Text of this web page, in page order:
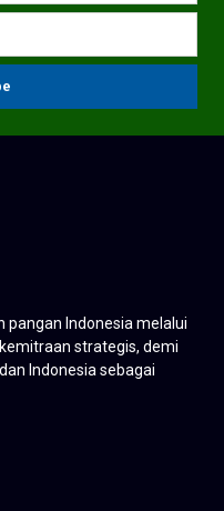
pangan Indonesia melalui
strategis, demi
Indonesia sebagai